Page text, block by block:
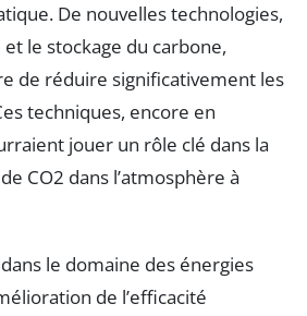
De nouvelles technologies,
le stockage du carbone,
de réduire significativement les
techniques, encore en
jouer un rôle clé dans la
CO2 dans l’atmosphère à
le domaine des énergies
de l’efficacité